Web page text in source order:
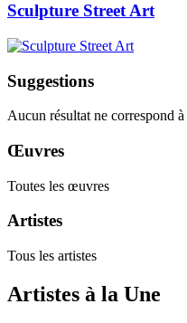
Sculpture Street Art
Suggestions
Aucun résultat ne correspond
Œuvres
Toutes les œuvres
Artistes
Tous les artistes
Artistes à la Une